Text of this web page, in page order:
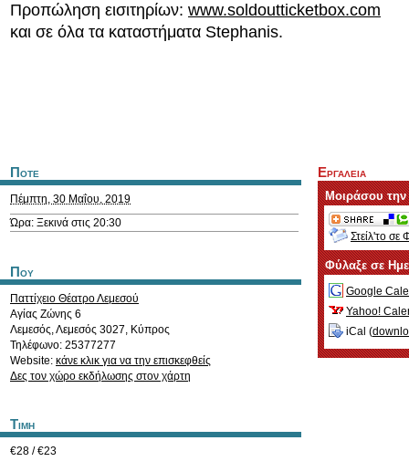
Προπώληση εισιτηρίων: www.soldoutticketbox.com
και σε όλα τα καταστήματα Stephanis.
Ποτε
Πέμπτη, 30 Μαΐου, 2019
Ώρα: Ξεκινά στις 20:30
Που
Παττίχειο Θέατρο Λεμεσού
Αγίας Ζώνης 6
Λεμεσός,Λεμεσός 3027, Κύπρος
Τηλέφωνο: 25377277
Website: κάνε κλικ για να την επισκεφθείς
Δες τον χώρο εκδήλωσης στον χάρτη
Τιμη
€28 / €23
Εργαλεια
Μοιράσου
Στείλ'το σε
Φύλαξε σε
Google
Yahoo!
iCal (